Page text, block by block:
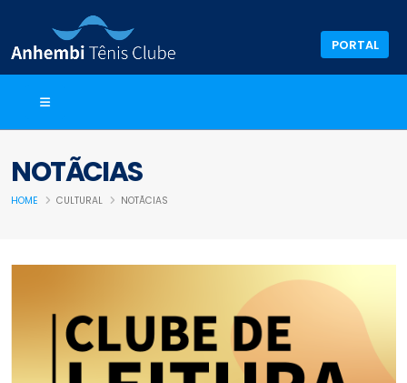
PORTAL
NOTÃCIAS
HOME CULTURAL NOTÃCIAS